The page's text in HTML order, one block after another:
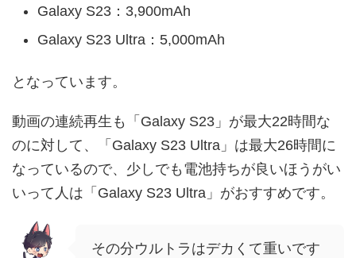
Galaxy S23：3,900mAh
Galaxy S23 Ultra：5,000mAh
となっています。
動画の連続再生も「Galaxy S23」が最大22時間な
のに対して、「Galaxy S23 Ultra」は最大26時間に
なっているので、少しでも電池持ちが良いほうがい
いって人は「Galaxy S23 Ultra」がおすすめです。
その分ウルトラはデカくて重いです